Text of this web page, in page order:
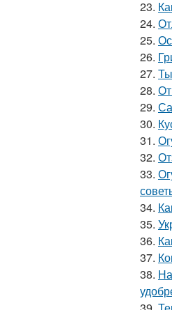
23.
24.
25.
26.
27.
28.
29.
30.
31.
32.
33.
34.
35.
36.
37.
38.